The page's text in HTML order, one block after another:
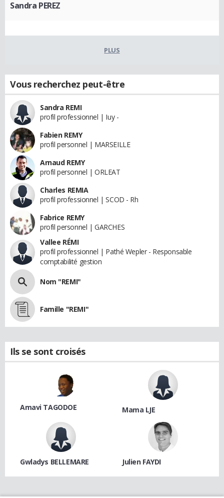
Sandra PEREZ
PLUS
Vous recherchez peut-être
Sandra REMI
profil professionnel | Iuy -
Fabien REMY
profil personnel | MARSEILLE
Arnaud REMY
profil personnel | ORLEAT
Charles REMIA
profil professionnel | SCOD - Rh
Fabrice REMY
profil personnel | GARCHES
Vallee RÉMI
profil professionnel | Pathé Wepler - Responsable
comptabilité gestion
Nom "REMI"
Famille "REMI"
Ils se sont croisés
Amavi TAGODOE Mama LJE
Gwladys BELLEMARE Julien FAYDI